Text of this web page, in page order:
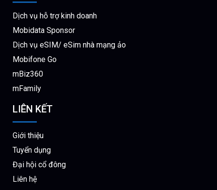
Dịch vụ hỗ trợ kinh doanh
Mobidata Sponsor
Dịch vụ eSIM/ eSim nhà mạng ảo
Mobifone Go
mBiz360
mFamily
LIÊN KẾT
Giới thiệu
Tuyển dụng
Đại hội cổ đông
Liên hệ